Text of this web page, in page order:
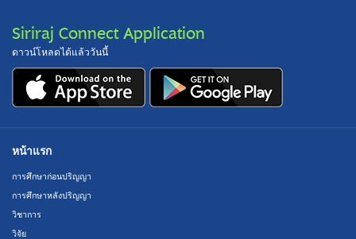
Siriraj Connect Application
ดาวน์โหลดได้แล้ววันนี้
หน้าแรก
การศึกษาก่อนปริญญา
การศึกษาหลังปริญญา
วิชาการ
วิจัย